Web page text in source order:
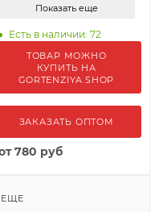
Показать еще
Есть в наличии: 72
ТОВАР МОЖНО
КУПИТЬ НА
GORTENZIYA.SHOP
ЗАКАЗАТЬ ОПТОМ
780 руб
ЕЩЕ